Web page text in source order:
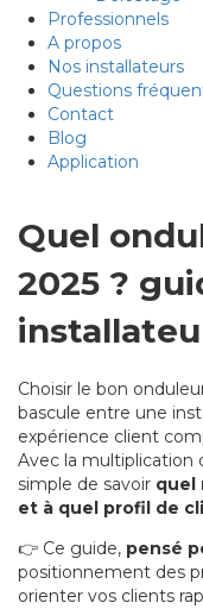
Professionnels
A propos
Nos installateurs
Questions
Contact
Blog
Application
Quel
2025 ?
Choisir le bon
bascule entre une
expérience client
Avec la multiplication
simple de savoir quel
et à quel profil de
👉 Ce guide, pensé
positionnement des
orienter vos clients